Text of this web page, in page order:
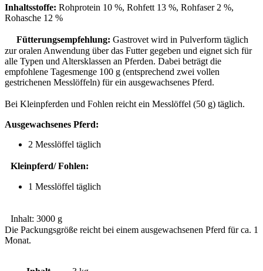
Inhaltsstoffe: Rohprotein 10 %, Rohfett 13 %, Rohfaser 2 %,
Rohasche 12 %
Fütterungsempfehlung: Gastrovet wird in Pulverform täglich
zur oralen Anwendung über das Futter gegeben und eignet sich für
alle Typen und Altersklassen an Pferden. Dabei beträgt die
empfohlene Tagesmenge 100 g (entsprechend zwei vollen
gestrichenen Messlöffeln) für ein ausgewachsenes Pferd.
Bei Kleinpferden und Fohlen reicht ein Messlöffel (50 g) täglich.
Ausgewachsenes Pferd:
2 Messlöffel täglich
Kleinpferd/ Fohlen:
1 Messlöffel täglich
Inhalt: 3000 g
Die Packungsgröße reicht bei einem ausgewachsenen Pferd für ca. 1
Monat.